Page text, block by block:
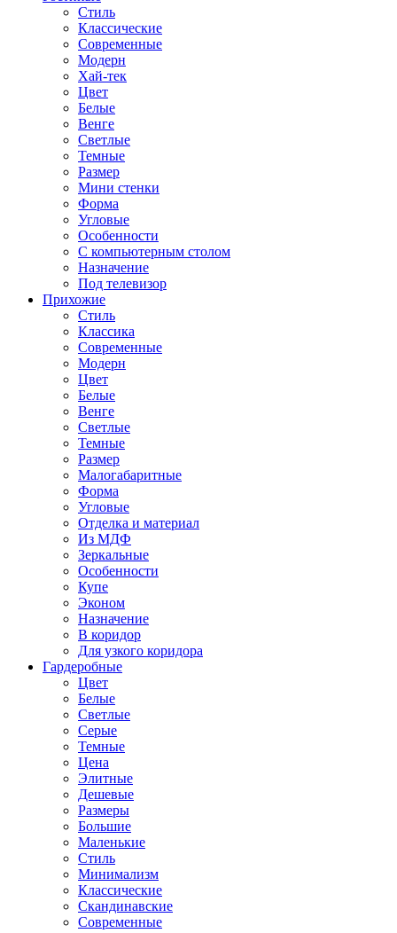
Стиль
Классические
Современные
Модерн
Хай-тек
Цвет
Белые
Венге
Светлые
Темные
Размер
Мини стенки
Форма
Угловые
Особенности
С компьютерным столом
Назначение
Под телевизор
Прихожие
Стиль
Классика
Современные
Модерн
Цвет
Белые
Венге
Светлые
Темные
Размер
Малогабаритные
Форма
Угловые
Отделка и материал
Из МДФ
Зеркальные
Особенности
Купе
Эконом
Назначение
В коридор
Для узкого коридора
Гардеробные
Цвет
Белые
Светлые
Серые
Темные
Цена
Элитные
Дешевые
Размеры
Большие
Маленькие
Стиль
Минимализм
Классические
Скандинавские
Современные